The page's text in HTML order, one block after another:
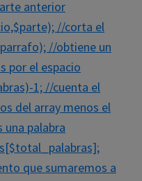
anterior
//corta el
//obtiene un
por el espacio
1; //cuenta el
del array menos el
una palabra
que sumaremos a